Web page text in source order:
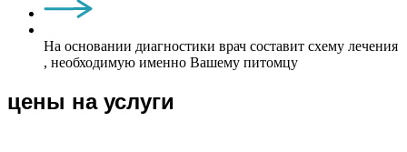
На основании диагностики врач составит схему лечения
, необходимую именно Вашему питомцу
цены на услуги